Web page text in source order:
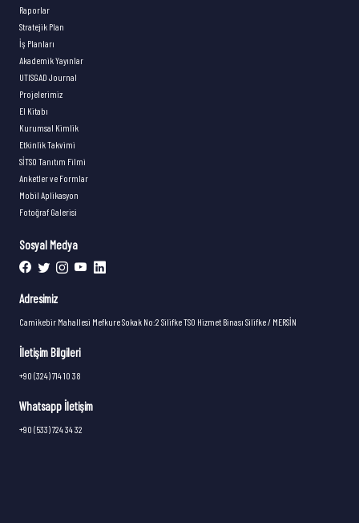
Raporlar
Stratejik Plan
İş Planları
Akademik Yayınlar
UTISGAD Journal
Projelerimiz
El Kitabı
Kurumsal Kimlik
Etkinlik Takvimi
SİTSO Tanıtım Filmi
Anketler ve Formlar
Mobil Aplikasyon
Fotoğraf Galerisi
Sosyal Medya
Adresimiz
Camikebir Mahallesi Mefkure Sokak No:2 Silifke TSO Hizmet Binası Silifke / MERSİN
İletişim Bilgileri
+90 (324) 714 10 38
Whatsapp İletişim
+90 (533) 724 34 32